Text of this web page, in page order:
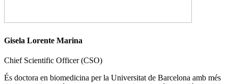
Gisela Lorente Marina
Chief Scientific Officer (CSO)
És doctora en biomedicina per la Universitat de Barcelona amb més